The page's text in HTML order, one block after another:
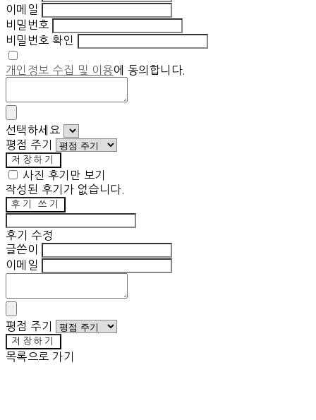
이메일
비밀번호
비밀번호 확인
개인정보 수집 및 이용에 동의합니다.
선택하세요
평점 주기
저장하기
사진 후기만 보기
작성된 후기가 없습니다.
후기 쓰기
후기 수정
글쓴이
이메일
평점 주기
저장하기
목록으로 가기